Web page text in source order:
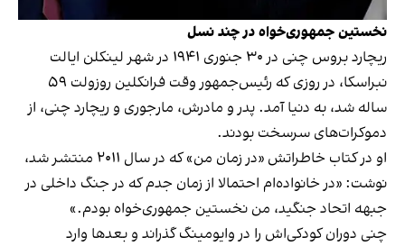
نخستین جمهوری‌خواه در چند نسل
ریچارد بروس چنی در ۳۰ جنوری ۱۹۴۱ در شهر لینکلن ایالت
نبراسکا، در روزی که رئیس‌جمهور وقت فرانکلین روزولت ۵۹
ساله شد، به دنیا آمد. پدر و مادرش، مارجوری و ریچارد چنی، از
دموکرات‌های سرسخت بودند.
او در کتاب خاطراتش «در زمان من» که در سال ۲۰۱۱ منتشر شد،
نوشت: «در خانواده‌ام احتمالا از زمان جدم که در جنگ داخلی در
جبهه اتحاد جنگید، من نخستین جمهوری‌خواه بودم.»
چنی دوران کودکی‌اش را در وایومینگ گذراند و بعدها وارد